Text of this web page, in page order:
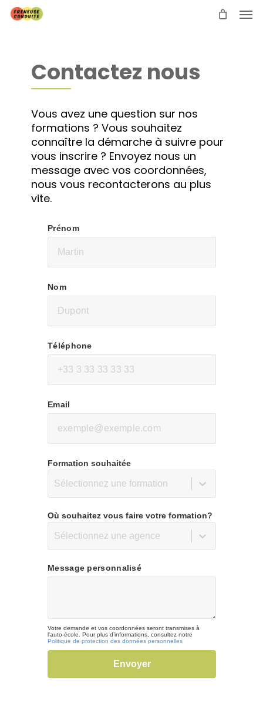
Skip
Contactez nous
Vous avez une question sur nos
formations ? Vous souhaitez
connaître la démarche à suivre pour
vous inscrire ? Envoyez nous un
message avec vos coordonnées,
nous vous recontacterons au plus
vite.